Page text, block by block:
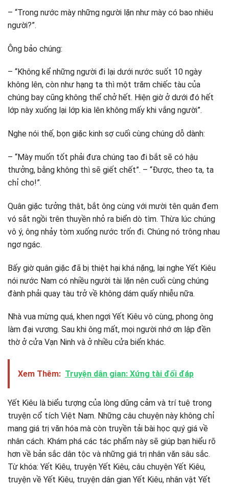
– “Trong nước mày những người lặn như mày có bao nhiêu
người?”.
Ông bảo chúng:
– “Không kể những người đi lại dưới nước suốt 10 ngày
không lên, còn như hạng ta thì một trăm chiếc tàu của
chúng bay cũng không thể chở hết. Hiện giờ ở dưới đó hết
lớp này xuống lại lớp kia lên không mấy khi vắng người”.
Nghe nói thế, bọn giặc kinh sợ cuối cùng chúng dỗ dành:
– “Mày muốn tốt phải đưa chúng tao đi bắt sẽ có hậu
thưởng, bằng không thì sẽ giết chết”. – “Được, theo ta, ta
chỉ cho!”.
Quân giặc tưởng thật, bắt ông cùng với mười tên quân đem
vó sắt ngồi trên thuyền nhỏ ra biển dò tìm. Thừa lúc chúng
vô ý, ông nhảy tòm xuống nước trốn đi. Chúng nó trông nhau
ngơ ngác.
Bấy giờ quân giặc đã bị thiệt hại khá nặng, lại nghe Yết Kiêu
nói nước Nam có nhiều người tài lặn nên cuối cùng chúng
đành phải quay tàu trở về không dám quấy nhiễu nữa.
Nhà vua mừng quá, khen ngợi Yết Kiêu vô cùng, phong ông
làm đại vương. Sau khi ông mất, mọi người nhớ ơn lập đền
thờ ở cửa Vạn Ninh và ở nhiều cửa biển khác.
Xem Thêm: Truyện dân gian: Xứng tài đối đáp
Yết Kiêu là biểu tượng của lòng dũng cảm và trí tuệ trong
truyện cổ tích Việt Nam. Những câu chuyện này không chỉ
mang giá trị văn hóa mà còn truyền tải bài học quý giá về
nhân cách. Khám phá các tác phẩm này sẽ giúp bạn hiểu rõ
hơn về bản sắc dân tộc và những giá trị nhân văn sâu sắc.
Từ khóa: Yết Kiêu, truyện Yết Kiêu, câu chuyện Yết Kiêu,
truyện về Yết Kiêu, truyện dân gian Yết Kiêu, nhân vật Yết